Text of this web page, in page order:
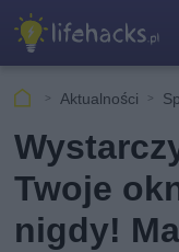
Aktualności
Twoje
nigdy!